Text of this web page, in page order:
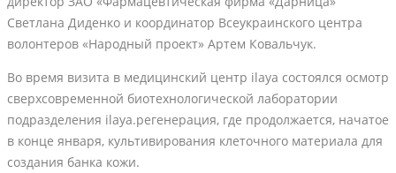
Светлана Диденко и координатор Всеукраинского центра
волонтеров «Народный проект» Артем Ковальчук.
Во время визита в медицинский центр ilaya состоялся осмотр
сверхсовременной биотехнологической лаборатории
подразделения ilaya.регенерация, где продолжается, начатое
в конце января, культивирования клеточного материала для
создания банка кожи.